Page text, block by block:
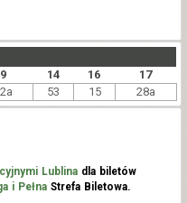
9 14 16 17
53 15 28a
Lublinadla biletów
i PełnaStrefa Biletowa.